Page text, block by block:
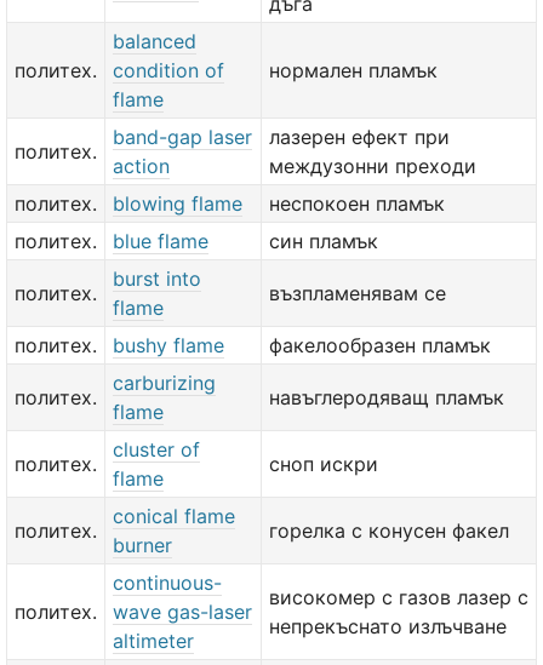
политех.
balanced
condition of
flame
нормален пламък
политех.
band-gap laser
action
лазерен ефект при
междузонни преходи
политех.
blowing flame
неспокоен пламък
политех.
blue flame син пламък
политех.
burst into
flame
възпламенявам се
политех. bushy flame факелообразен пламък
политех.
carburizing
flame
навъглеродяващ пламък
политех.
cluster of
flame
сноп искри
политех.
conical flame
burner
горелка с конусен факел
политех.
continuous-
wave gas-laser
altimeter
високомер с газов лазер с
непрекъснато излъчване